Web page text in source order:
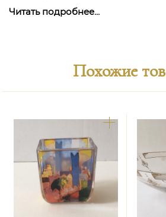
Наши собтвенные курьеры и
соответствии с потребностями
Наша задача заключается в том,
максимально удобна для обеих
Расчётный счёт в виде
перевода по инвойсу.
Стоимость доставки:
Читать подробнее...
Похожие